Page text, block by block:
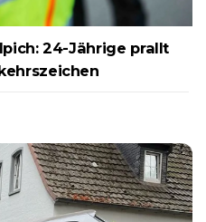
24-Jährige prallt